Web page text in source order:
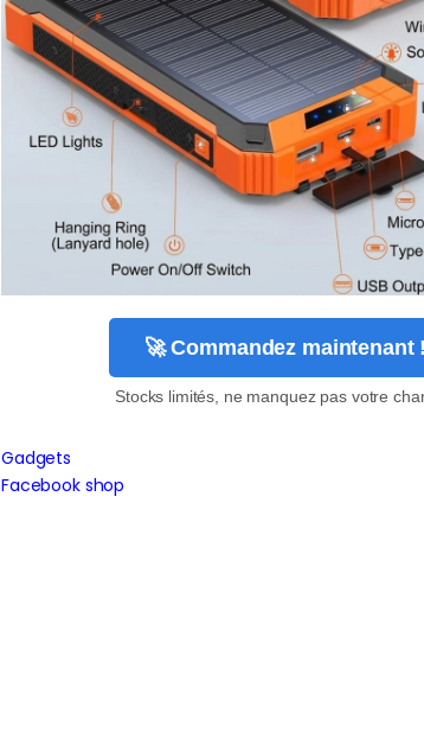
🚀 Commandez maintenant !
Stocks limités, ne manquez pas votre
Gadgets
Facebook shop